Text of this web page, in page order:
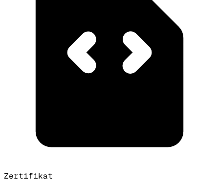
Zertifikat